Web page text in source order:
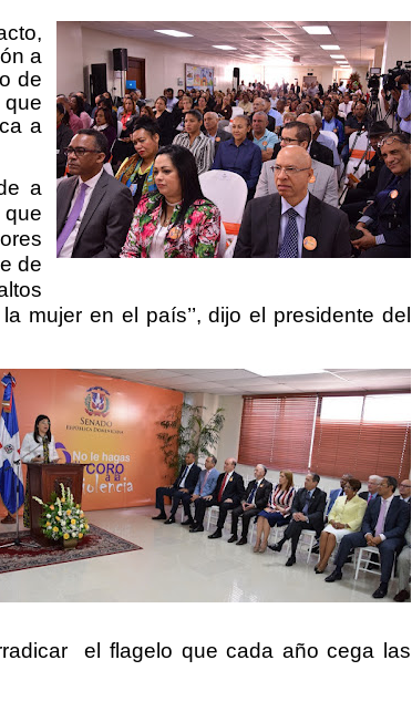
a
de
a
a
de
mujer en el país’’, dijo el presidente del
el flagelo que cada año cega las